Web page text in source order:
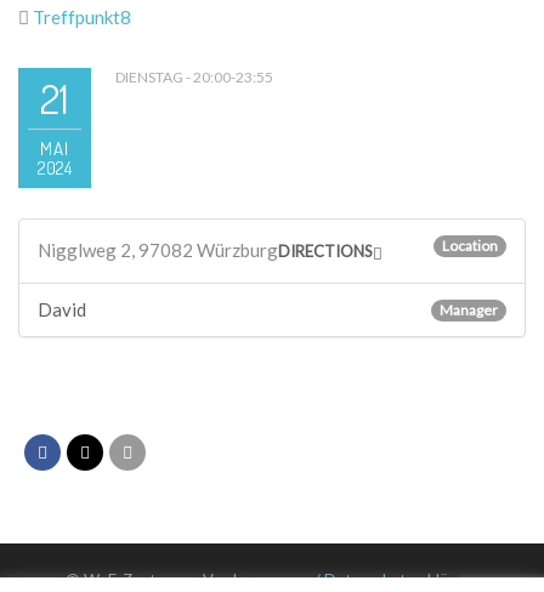
Treffpunkt8
21
MAI
2024
DIENSTAG - 20:00-23:55
Nigglweg 2, 97082 Würzburg Location
DIRECTIONS
David Manager
© WuF-Zentrum e. V. –Impressum / Datenschutzerklärung